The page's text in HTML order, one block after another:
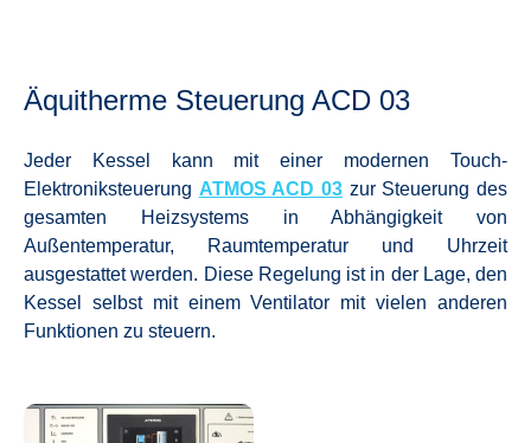
Äquitherme Steuerung ACD 03
Jeder Kessel kann mit einer modernen Touch-
Elektroniksteuerung ATMOS ACD 03 zur Steuerung des
gesamten Heizsystems in Abhängigkeit von
Außentemperatur, Raumtemperatur und Uhrzeit
ausgestattet werden. Diese Regelung ist in der Lage, den
Kessel selbst mit einem Ventilator mit vielen anderen
Funktionen zu steuern.